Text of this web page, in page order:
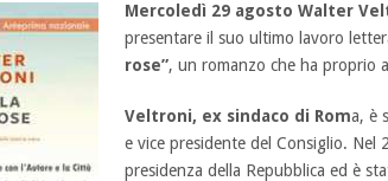
Mercoledì 29 agosto Walter
presentare il suo ultimo lavoro
rose”, un romanzo che ha proprio
Veltroni, ex sindaco di Roma, è
e vice presidente del Consiglio. Nel
presidenza della Repubblica ed è